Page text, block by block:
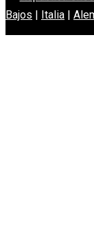
Bajos | Italia |